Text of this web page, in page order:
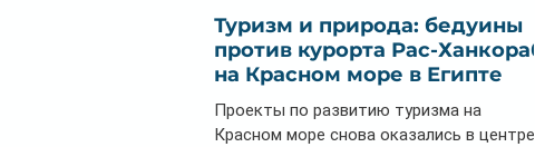
Туризм и природа: бедуины
против курорта Рас-Ханкораб
на Красном море в Египте
Проекты по развитию туризма на
Красном море снова оказались в центре